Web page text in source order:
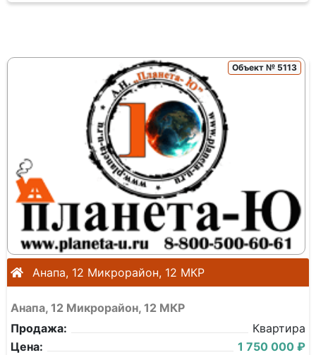
Объект № 5113
Анапа, 12 Микрорайон, 12 МКР
Анапа, 12 Микрорайон, 12 МКР
Продажа:
Квартира
Цена:
1 750 000 ₽